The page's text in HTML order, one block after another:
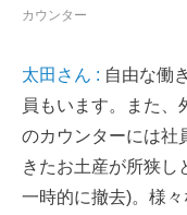
カウンター
太田さん : 自由な働
員もいます。また、
のカウンターには社
きたお土産が所狭
一時的に撤去)。様